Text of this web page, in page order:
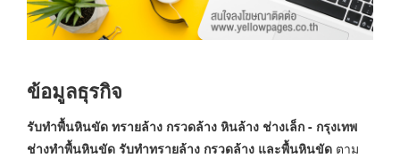
ข้อมูลธุรกิจ
รับทำพื้นหินขัด ทรายล้าง กรวดล้าง หินล้าง ช่างเล็ก - กรุงเทพ
ช่างทำพื้นหินขัด รับทำทรายล้าง กรวดล้าง และพื้นหินขัด ตาม